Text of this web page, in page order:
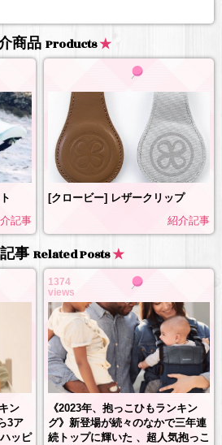
商品 Products
記事
[クロービー] レザークリップ
紹介記事
事 Related Posts
ン
3ア
ッピ
1374
views
《2023年、抱っこひもランキン
グ》新登場が続々のなかで三年連
続トップに輝いた 、超人気抱っこ